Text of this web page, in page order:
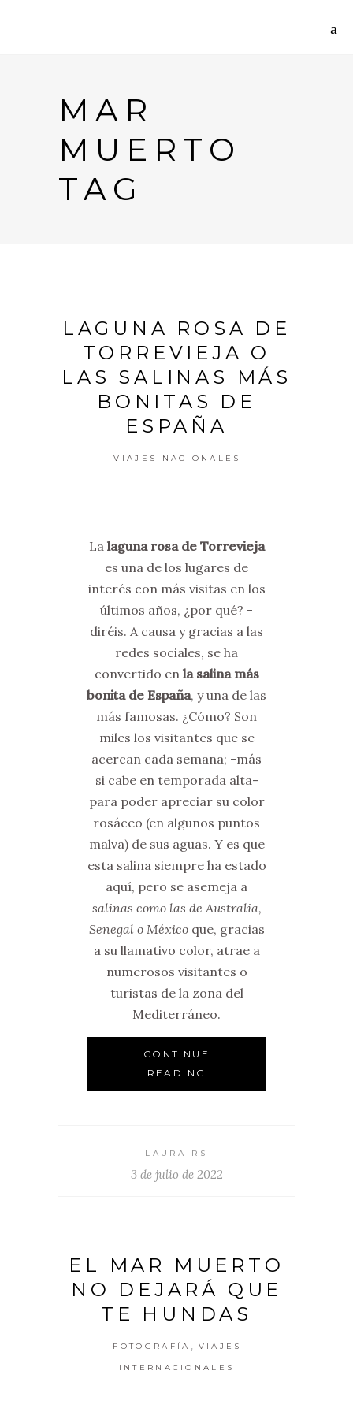
MAR
MUERTO
TAG
LAGUNA ROSA DE
TORREVIEJA O
LAS SALINAS MÁS
BONITAS DE
ESPAÑA
VIAJES NACIONALES
Lalaguna rosa de Torrevieja
es una de los lugares de
interés con más visitas en los
últimos años, ¿por qué? -
diréis. A causa y gracias a las
redes sociales, se ha
convertido en la salina más
bonita de España, y una de las
más famosas. ¿Cómo? Son
miles los visitantes que se
acercan cada semana; -más
si cabe en temporada alta-
para poder apreciar su color
rosáceo (en algunos puntos
malva) de sus aguas. Y es que
esta salina siempre ha estado
aquí, pero se asemeja a
salinas como las de Australia,
Senegal o Méxicoque, gracias
a su llamativo color, atrae a
numerosos visitantes o
turistas de la zona del
Mediterráneo.
CONTINUE
READING
LAURA RS
3 de julio de 2022
EL MAR MUERTO
NO DEJARÁ QUE
TE HUNDAS
FOTOGRAFÍA VIAJES
INTERNACIONALES